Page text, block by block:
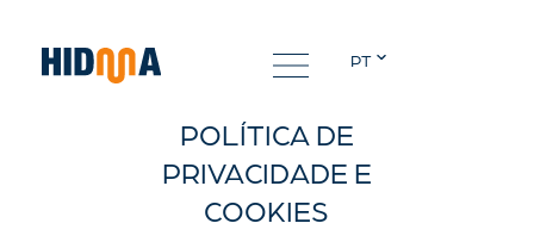
PT
POLÍTICA DE
PRIVACIDADE E
COOKIES